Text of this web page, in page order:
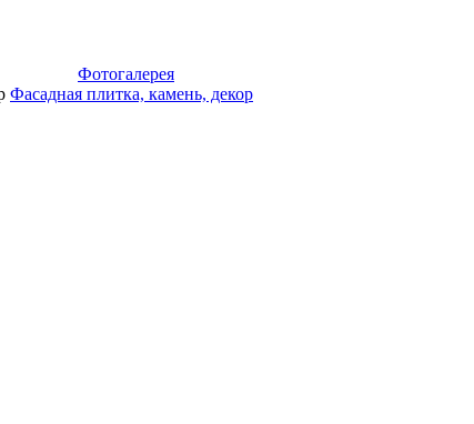
Фотогалерея
Фасадная плитка, камень, декор